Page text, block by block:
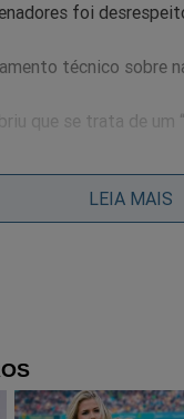
foi
técnico sobre
que se trata de um
LEIA MAIS